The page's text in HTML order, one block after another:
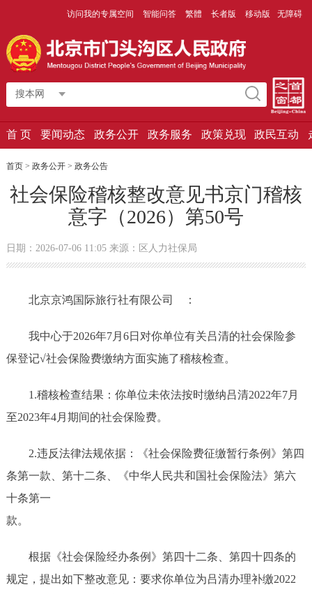
访问我的专属空间 智能问答 繁體 长者版 移动版 无障碍
搜本网
首 页 要闻动态 政务公开 政务服务 政策兑现 政民互动
首页> 政务公开> 政务公告
社会保险稽核整改意见书京门稽核
意字（2026）第50号
日期：2026-07-06 11:05 来源：区人力社保局
北京京鸿国际旅行社有限公司 ：
我中心于2026年7月6日对你单位有关吕清的社会保险参
保登记√社会保险费缴纳方面实施了稽核检查。
1.稽核检查结果：你单位未依法按时缴纳吕清2022年7月
至2023年4月期间的社会保险费。
2.违反法律法规依据：《社会保险费征缴暂行条例》第四
条第一款、第十二条、《中华人民共和国社会保险法》第六
十条第一
款
根据《社会保险经办条例》第四十二条、第四十四条的
规定，提出如下整改意见：要求你单位为吕清办理补缴2022